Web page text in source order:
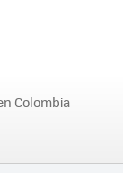
Colombia